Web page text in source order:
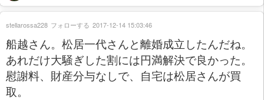
船越さん。松居一代さんと離婚成立したんだね。
あれだけ大騒ぎした割には円満解決で良かった。
慰謝料、財産分与なしで、自宅は松居さんが買
取。
stellarossa228 フォローする 2017-12-14 15:03:46